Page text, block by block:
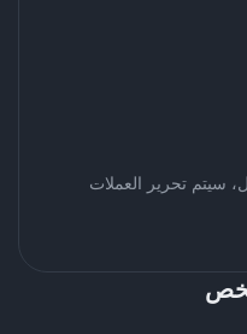
سيتم تحرير العملات